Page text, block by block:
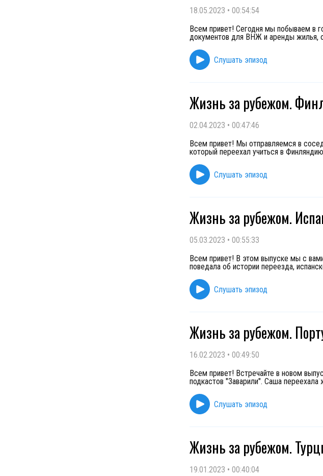
18.05.2023 • 00:54:54
Всем привет! Сегодня мы побываем в
документов для ВНЖ и аренды жилья,
Слушать эпизод
Жизнь за рубежом.
02.04.2023 • 00:47:46
Всем привет! Мы отправляемся в
который переехал учиться в
Слушать эпизод
Жизнь за рубежом.
05.03.2023 • 00:55:33
Всем привет! В этом выпуске мы с
поведала об истории переезда,
Слушать эпизод
Жизнь за рубежом.
16.02.2023 • 00:49:50
Всем привет! Встречайте в новом
подкастов "Заварили". Саша
Слушать эпизод
Жизнь за рубежом.
19.01.2023 • 00:40:04